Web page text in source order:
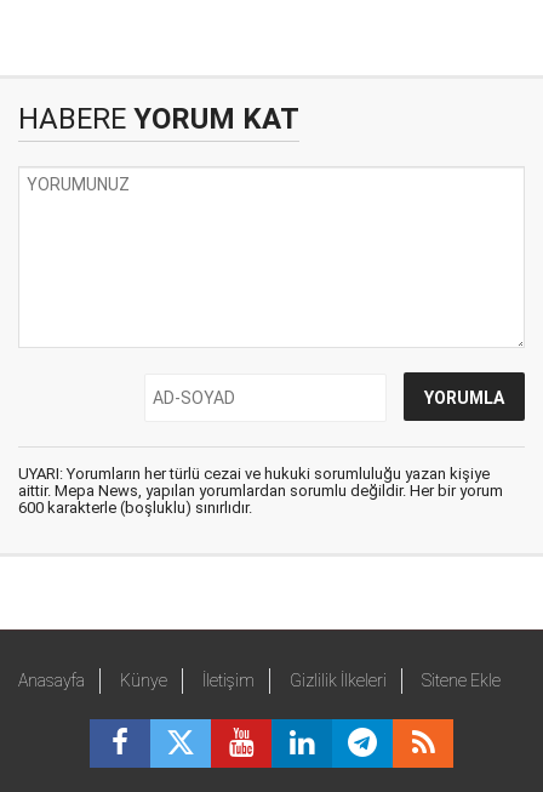
HABERE YORUM KAT
UYARI: Yorumların her türlü cezai ve hukuki sorumluluğu yazan kişiye
aittir. Mepa News, yapılan yorumlardan sorumlu değildir. Her bir yorum
600 karakterle (boşluklu) sınırlıdır.
Anasayfa Künye İletişim Gizlilik İlkeleri Sitene Ekle